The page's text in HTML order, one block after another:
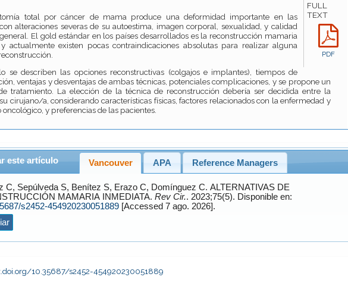
FULL
TEXT
PDF
total por cáncer de mama produce una deformidad importante en las
alteraciones severas de su autoestima, imagen corporal, sexualidad, y calidad
El gold estándar en los países desarrollados es la reconstrucción mamaria
actualmente existen pocas contraindicaciones absolutas para realizar alguna
se describen las opciones reconstructivas (colgajos e implantes), tiempos de
ventajas y desventajas de ambas técnicas, potenciales complicaciones, y se propone un
tratamiento. La elección de la técnica de reconstrucción debería ser decidida entre la
cirujano/a, considerando características físicas, factores relacionados con la enfermedad y
y preferencias de las pacientes.
este artículo Vancouver APA Reference Managers
C, SepúlvedaS, Benítez S, ErazoC, Domínguez C. ALTERNATIVAS DE
MAMARIA INMEDIATA. Rev Cir.. 2023;75(5). Disponible en:
s2452-454920230051889
[Accessed 7 ago. 2026].
10.35687/s2452-454920230051889